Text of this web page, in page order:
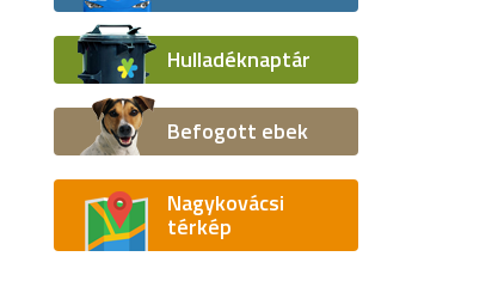
Hulladéknaptár
Befogott ebek
Nagykovácsi
térkép